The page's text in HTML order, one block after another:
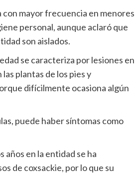
mayor frecuencia en menores
personal, aunque aclaró que
son aislados.
se caracteriza por lesiones en
las plantas de los pies y
difícilmente ocasiona algún
puede haber síntomas como
años en la entidad se ha
de coxsackie, por lo que su